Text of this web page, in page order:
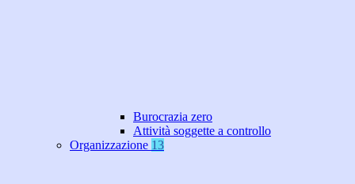
Burocrazia zero
Attività soggette a controllo
Organizzazione 13